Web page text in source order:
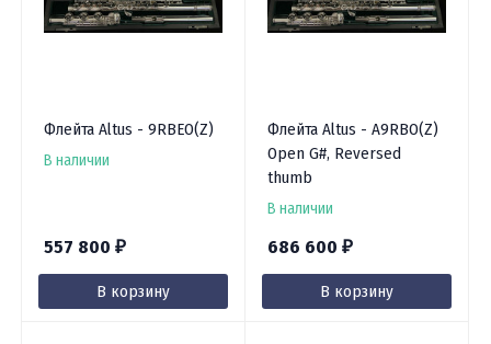
Флейта Altus - 9RBEO(Z)
В наличии
557 800 ₽
В корзину
Флейта Altus - A9RBO(Z)
Open G#, Reversed
thumb
В наличии
686 600 ₽
В корзину